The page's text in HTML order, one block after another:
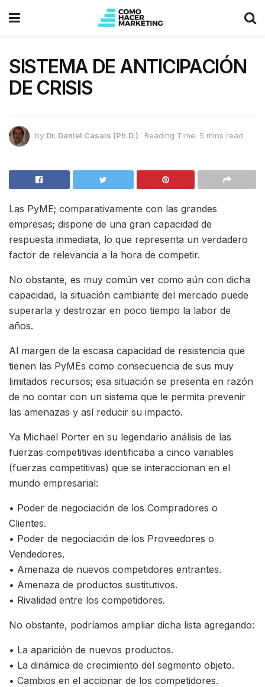
SISTEMA DE ANTICIPACIÓN
DE CRISIS
by Dr. Daniel Casais (Ph.D.) Reading Time: 5 mins read
Las PyME; comparativamente con las grandes
empresas; dispone de una gran capacidad de
respuesta inmediata, lo que representa un verdadero
factor de relevancia a la hora de competir.
No obstante, es muy común ver como aún con dicha
capacidad, la situación cambiante del mercado puede
superarla y destrozar en poco tiempo la labor de
años.
Al margen de la escasa capacidad de resistencia que
tienen las PyMEs como consecuencia de sus muy
limitados recursos; esa situación se presenta en razón
de no contar con un sistema que le permita prevenir
las amenazas y así reducir su impacto.
Ya Michael Porter en su legendario análisis de las
fuerzas competitivas identificaba a cinco variables
(fuerzas competitivas) que se interaccionan en el
mundo empresarial:
• Poder de negociación de los Compradores o
Clientes.
• Poder de negociación de los Proveedores o
Vendedores.
• Amenaza de nuevos competidores entrantes.
• Amenaza de productos sustitutivos.
• Rivalidad entre los competidores.
No obstante, podríamos ampliar dicha lista agregando:
• La aparición de nuevos productos.
• La dinámica de crecimiento del segmento objeto.
• Cambios en el accionar de los competidores.